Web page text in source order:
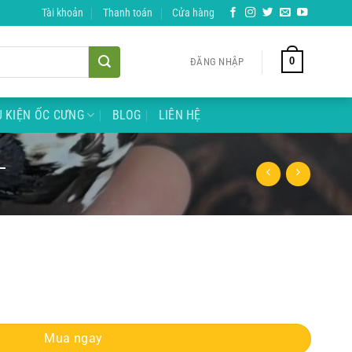
Tài khoản Thanh toán Cửa hàng
ĐĂNG NHẬP 0
KIỆN ỐC CƯNG BLOG LIÊN HỆ
S VÀ XL số lượng
Mua ngay